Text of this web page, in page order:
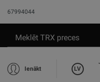
67994044
Ienākt LV